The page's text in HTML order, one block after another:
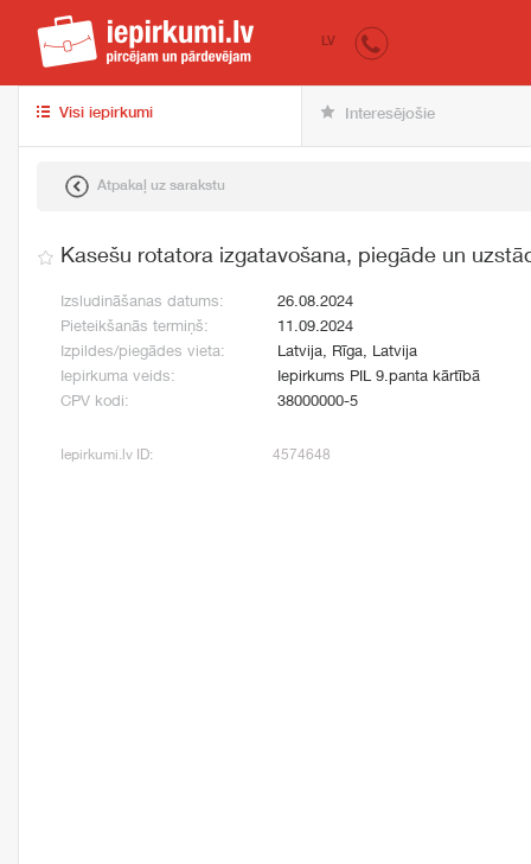
iepirkumi.lv
LV
Visi iepirkumi Interesējošie
Atpakaļ uz sarakstu
Kasešu rotatora izgatavošana, piegāde un
Izsludināšanas datums:
26.08.2024
Pieteikšanās termiņš:
11.09.2024
Izpildes/piegādes vieta:
Latvija, Rīga, Latvija
Iepirkuma veids:
Iepirkums PIL 9.panta kārtībā
CPV kodi:
38000000-5
Iepirkumi.lv ID: 4574648